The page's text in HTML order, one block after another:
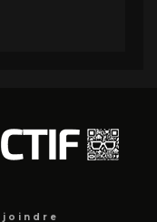
joindre